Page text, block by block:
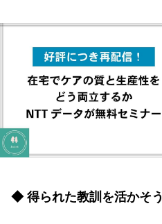
◆ 得られた教訓を活かそう